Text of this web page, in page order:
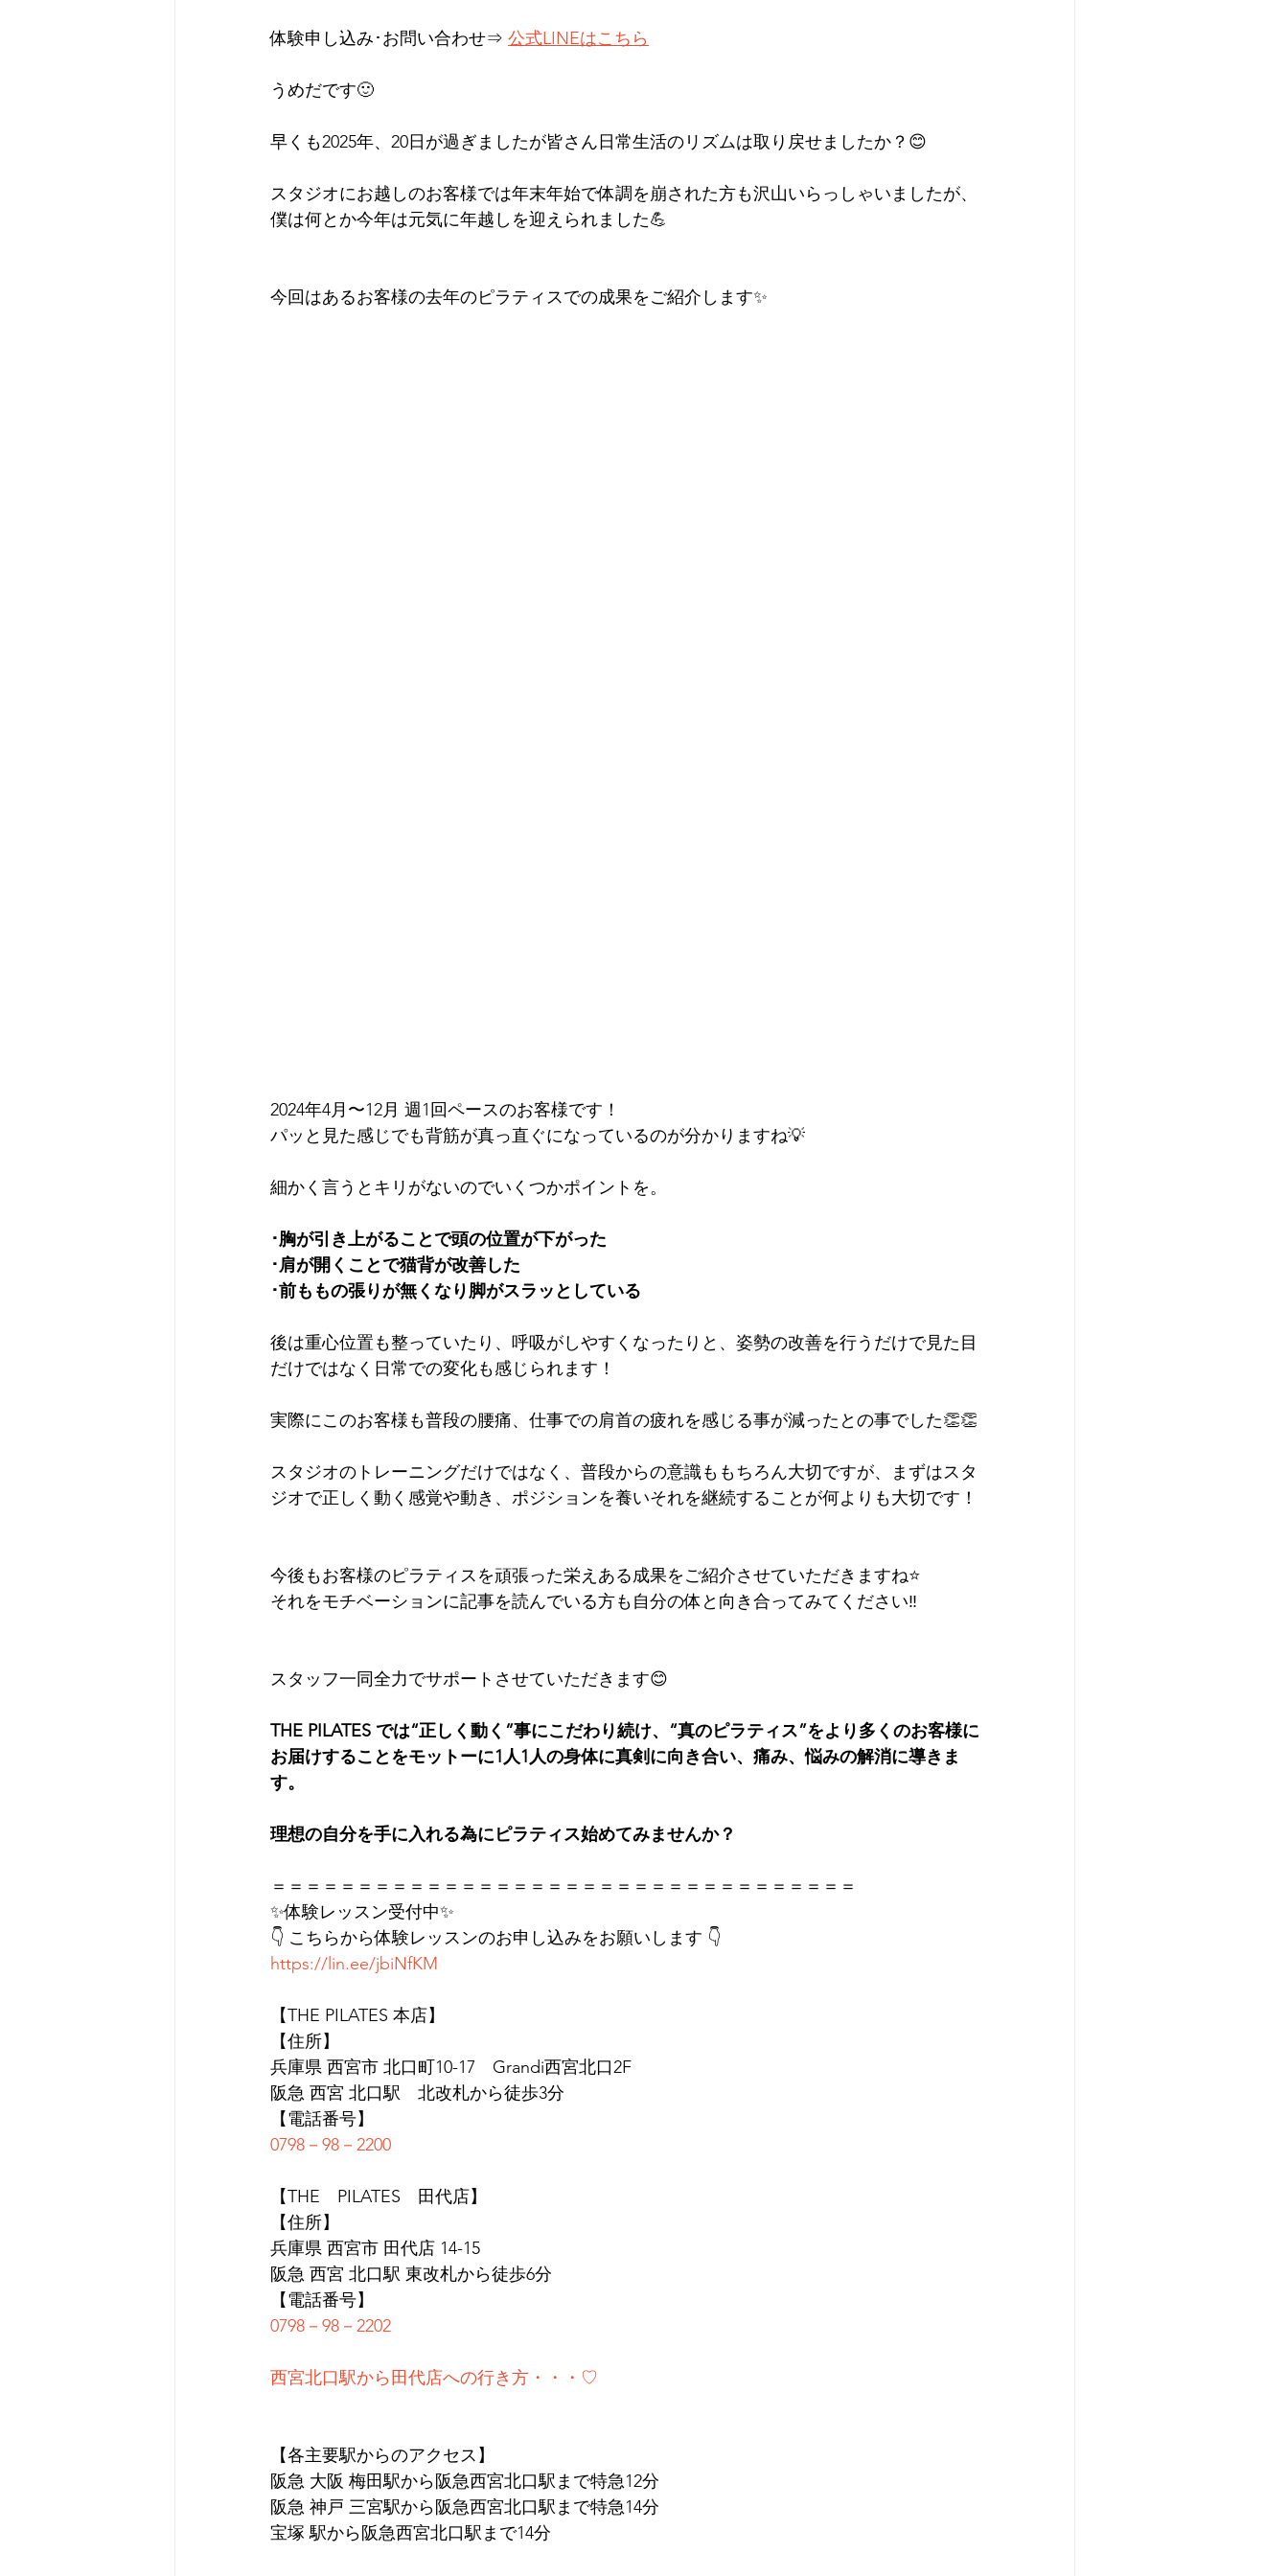
体験申し込み･お問い合わせ⇒ 公式LINEはこちら
うめだです🙂
早くも2025年、20日が過ぎましたが皆さん日常生活のリズムは取り戻せましたか？😊
スタジオにお越しのお客様では年末年始で体調を崩された方も沢山いらっしゃいましたが、
僕は何とか今年は元気に年越しを迎えられました💪
今回はあるお客様の去年のピラティスでの成果をご紹介します✨
2024年4月〜12月 週1回ペースのお客様です！
パッと見た感じでも背筋が真っ直ぐになっているのが分かりますね💡
細かく言うとキリがないのでいくつかポイントを。
･胸が引き上がることで頭の位置が下がった
･肩が開くことで猫背が改善した
･前ももの張りが無くなり脚がスラッとしている
後は重心位置も整っていたり、呼吸がしやすくなったりと、姿勢の改善を行うだけで見た目
だけではなく日常での変化も感じられます！
実際にこのお客様も普段の腰痛、仕事での肩首の疲れを感じる事が減ったとの事でした👏👏
スタジオのトレーニングだけではなく、普段からの意識ももちろん大切ですが、まずはスタ
ジオで正しく動く感覚や動き、ポジションを養いそれを継続することが何よりも大切です！
今後もお客様のピラティスを頑張った栄えある成果をご紹介させていただきますね⭐️
それをモチベーションに記事を読んでいる方も自分の体と向き合ってみてください‼️
スタッフ一同全力でサポートさせていただきます😊
THE PILATES では“正しく動く”事にこだわり続け、“真のピラティス”をより多くのお客様に
お届けすることをモットーに1人1人の身体に真剣に向き合い、痛み、悩みの解消に導きま
す。
理想の自分を手に入れる為にピラティス始めてみませんか？
＝＝＝＝＝＝＝＝＝＝＝＝＝＝＝＝＝＝＝＝＝＝＝＝＝＝＝＝＝＝＝＝＝＝
✨体験レッスン受付中✨
👇 こちらから体験レッスンのお申し込みをお願いします 👇
https://lin.ee/jbiNfKM
【THE PILATES 本店】
【住所】
兵庫県 西宮市 北口町10-17　Grandi西宮北口2F
阪急 西宮 北口駅　北改札から徒歩3分
【電話番号】
0798－98－2200
【THE　PILATES　田代店】
【住所】
兵庫県 西宮市 田代店 14-15
阪急 西宮 北口駅 東改札から徒歩6分
【電話番号】
0798－98－2202
西宮北口駅から田代店への行き方・・・♡
【各主要駅からのアクセス】
阪急 大阪 梅田駅から阪急西宮北口駅まで特急12分
阪急 神戸 三宮駅から阪急西宮北口駅まで特急14分
宝塚 駅から阪急西宮北口駅まで14分